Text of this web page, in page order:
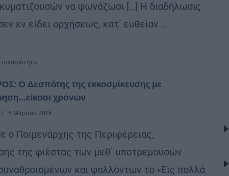
να φωνάζωσι […] Η διαδήλωσις
εν είδει ορχήσεως, κατ΄ ευθείαν …
Ο Δεσπότης της εκκοσμίκευσης με
χρόνων
5 Μαρτίου 2026
ο Ποιμενάρχης της Περιφέρειας,
της φιέστας των μεθ΄ υποτρεμουσών
και ψαλλόντων το «Εις πολλά